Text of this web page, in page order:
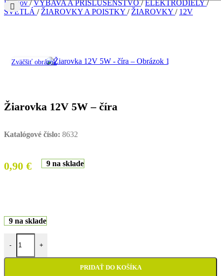
Domov/ VÝBAVA A PRÍSLUŠENSTVO/ ELEKTRODIELY/
SVETLÁ / ŽIAROVKY A POISTKY / ŽIAROVKY / 12V
Zväčšiť obrázok
Žiarovka 12V 5W – číra
Katalógové číslo: 8632
0,90 € 9 na sklade
9 na sklade
-
množstvo Žiarovka 12V 5W - číra
+
PRIDAŤ DO KOŠÍKA